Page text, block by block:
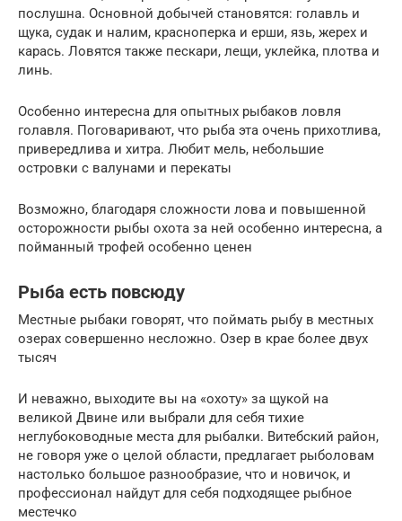
послушна. Основной добычей становятся: голавль и
щука, судак и налим, красноперка и ерши, язь, жерех и
карась. Ловятся также пескари, лещи, уклейка, плотва и
линь.
Особенно интересна для опытных рыбаков ловля
голавля. Поговаривают, что рыба эта очень прихотлива,
привередлива и хитра. Любит мель, небольшие
островки с валунами и перекаты
Возможно, благодаря сложности лова и повышенной
осторожности рыбы охота за ней особенно интересна, а
пойманный трофей особенно ценен
Рыба есть повсюду
Местные рыбаки говорят, что поймать рыбу в местных
озерах совершенно несложно. Озер в крае более двух
тысяч
И неважно, выходите вы на «охоту» за щукой на
великой Двине или выбрали для себя тихие
неглубоководные места для рыбалки. Витебский район,
не говоря уже о целой области, предлагает рыболовам
настолько большое разнообразие, что и новичок, и
профессионал найдут для себя подходящее рыбное
местечко